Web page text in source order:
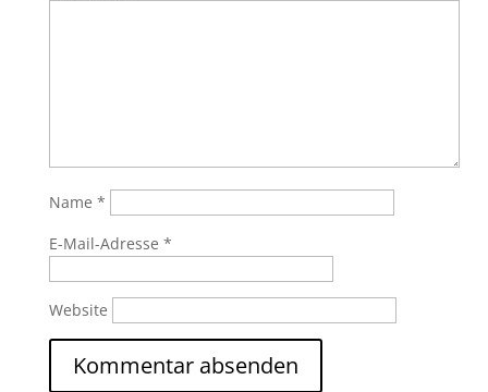
Name *
E-Mail-Adresse *
Website